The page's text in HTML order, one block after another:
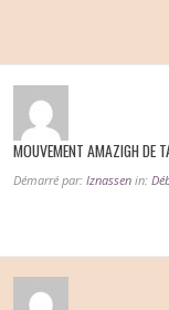
MOUVEMENT AMAZIGH DE
Démarré par: Iznassen in: